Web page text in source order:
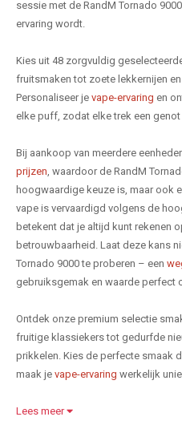
sessie met de RandM Tornado
ervaring wordt.
Kies uit 48 zorgvuldig
fruitsmaken tot zoete lekkernijen
Personaliseer je vape-ervaring en
elke puff, zodat elke trek een genot
Bij aankoop van meerdere
prijzen , waardoor de RandM
hoogwaardige keuze is, maar ook
vape is vervaardigd volgens de
betekent dat je altijd kunt rekenen
betrouwbaarheid. Laat deze kans
Tornado 9000 te proberen – een
gebruiksgemak en waarde perfect
Ontdek onze premium selectie
fruitige klassiekers tot gedurfde
prikkelen. Kies de perfecte smaak
maak je vape-ervaring werkelijk
Lees meer